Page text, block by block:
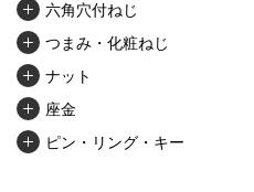
六角穴付ねじ
つまみ・化粧ねじ
ナット
座金
ピン・リング・キー